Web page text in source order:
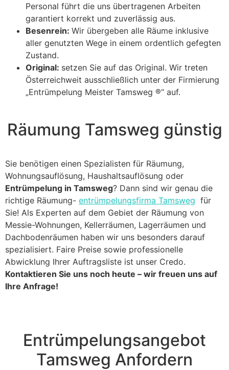
Personal führt die uns übertragenen Arbeiten
garantiert korrekt und zuverlässig aus.
Besenrein: Wir übergeben alle Räume inklusive
aller genutzten Wege in einem ordentlich gefegten
Zustand.
Original: setzen Sie auf das Original. Wir treten
Österreichweit ausschließlich unter der Firmierung
„Entrümpelung Meister Tamsweg ®“ auf.
Räumung Tamsweg günstig
Sie benötigen einen Spezialisten für Räumung,
Wohnungsauflösung, Haushaltsauflösung oder
Entrümpelung in Tamsweg? Dann sind wir genau die
richtige Räumung- entrümpelungsfirma Tamsweg für
Sie! Als Experten auf dem Gebiet der Räumung von
Messie-Wohnungen, Kellerräumen, Lagerräumen und
Dachbodenräumen haben wir uns besonders darauf
spezialisiert. Faire Preise sowie professionelle
Abwicklung Ihrer Auftragsliste ist unser Credo.
Kontaktieren Sie uns noch heute – wir freuen uns auf
Ihre Anfrage!
Entrümpelungsangebot
Tamsweg Anfordern